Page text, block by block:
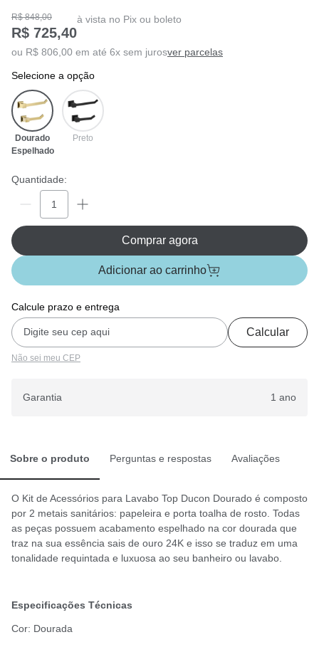
R$ 848,00
R$ 725,40
à vista no Pix ou boleto
ou R$ 806,00 em até 6x sem jurosver parcelas
selecione a opção
Dourado
Espelhado
Preto
Quantidade:
Comprar agora
Adicionar ao carrinho
Calcule prazo e entrega
Calcular
Não sei meu CEP
Garantia 1 ano
Sobre o produto Perguntas e respostas Avaliações
O Kit de Acessórios para Lavabo Top Ducon Dourado é composto
por 2 metais sanitários: papeleira e porta toalha de rosto. Todas
as peças possuem acabamento espelhado na cor dourada que
traz na sua essência sais de ouro 24K e isso se traduz em uma
tonalidade requintada e luxuosa ao seu banheiro ou lavabo.
Especificações Técnicas
Cor: Dourada